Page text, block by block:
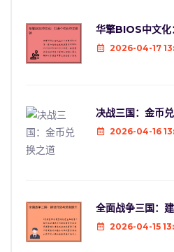
华擎BIOS中文化
2026-04-17
决战三国：金币
2026-04-16
全面战争三国：
2026-04-15